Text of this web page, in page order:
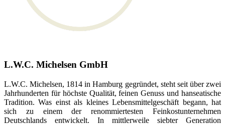
L.W.C. Michelsen GmbH
L.W.C. Michelsen, 1814 in Hamburg gegründet, steht seit über zwei
Jahrhunderten für höchste Qualität, feinen Genuss und hanseatische
Tradition. Was einst als kleines Lebensmittelgeschäft begann, hat
sich zu einem der renommiertesten Feinkostunternehmen
Deutschlands entwickelt. In mittlerweile siebter Generation